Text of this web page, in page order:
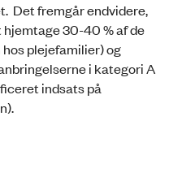
Det fremgår endvidere,
30-40 % af de
plejefamilier) og
i kategori A
indsats på